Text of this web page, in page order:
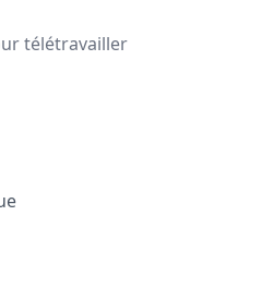
télétravailler